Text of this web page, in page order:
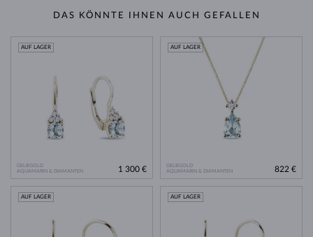
DAS KÖNNTE IHNEN AUCH GEFALLEN
GELBGOLD
AQUAMARIN & DIAMANTEN
AUF LAGER
1 300 €
GELBGOLD
AQUAMARIN & DIAMANTEN
AUF LAGER
822 €
AUF LAGER AUF LAGER